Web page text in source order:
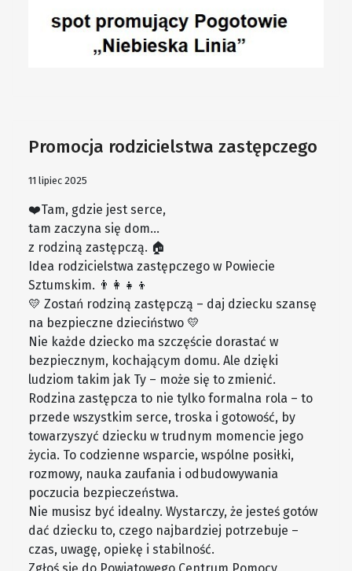
Promocja rodzicielstwa zastępczego
11 lipiec 2025
❤️Tam, gdzie jest serce,
tam zaczyna się dom…
z rodziną zastępczą. 🏠
Idea rodzicielstwa zastępczego w Powiecie
Sztumskim. 👨‍👩‍👧‍👦
💛 Zostań rodziną zastępczą – daj dziecku szansę
na bezpieczne dzieciństwo 💛
Nie każde dziecko ma szczęście dorastać w
bezpiecznym, kochającym domu. Ale dzięki
ludziom takim jak Ty – może się to zmienić.
Rodzina zastępcza to nie tylko formalna rola – to
przede wszystkim serce, troska i gotowość, by
towarzyszyć dziecku w trudnym momencie jego
życia. To codzienne wsparcie, wspólne posiłki,
rozmowy, nauka zaufania i odbudowywania
poczucia bezpieczeństwa.
Nie musisz być idealny. Wystarczy, że jesteś gotów
dać dziecku to, czego najbardziej potrzebuje –
czas, uwagę, opiekę i stabilność.